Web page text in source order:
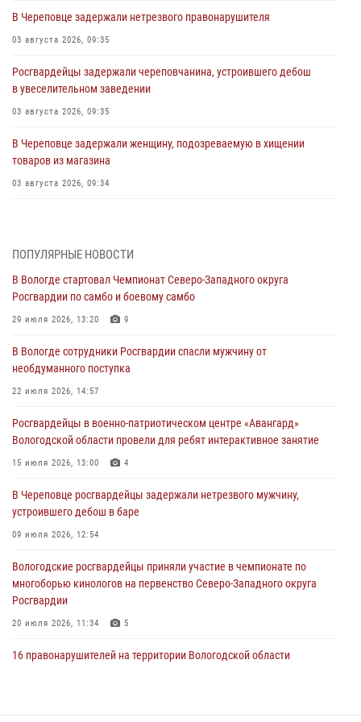
В Череповце задержали нетрезвого правонарушителя
03 августа 2026, 09:35
Росгвардейцы задержали череповчанина, устроившего дебош
в увеселительном заведении
03 августа 2026, 09:35
В Череповце задержали женщину, подозреваемую в хищении
товаров из магазина
03 августа 2026, 09:34
самбо
ЗА МИНУВШУЮ НЕДЕЛЮ СОТРУДНИКАМИ ВНЕВЕДОМСТВЕННОЙ
ОХРАНЫ РОСГВАРДИИ В ВОЛОГОДСКОЙ ОБЛАСТИ ЗАДЕРЖАНО 23
02 августа 2026, 10:37
Росгвардейцы в г. Соколе задержали несовершеннолетнего
31 июля 2026, 06:43
В Вологде стартовал Чемпионат Северо-Западного округа
29 июля 2026, 13:20
ПОПУЛЯРНЫЕ НОВОСТИ
В Вологде стартовал Чемпионат Северо-Западного округа
Росгвардии по самбо и боевому самбо
29 июля 2026, 13:20 9
В Вологде сотрудники Росгвардии спасли мужчину от
необдуманного поступка
22 июля 2026, 14:57
Росгвардейцы в военно-патриотическом центре «Авангард»
Вологодской области провели для ребят интерактивное занятие
15 июля 2026, 13:00 4
В Череповце росгвардейцы задержали нетрезвого мужчину,
устроившего дебош в баре
09 июля 2026, 12:54
Вологодские росгвардейцы приняли участие в чемпионате по
многоборью кинологов на первенство Северо-Западного округа
Росгвардии
20 июля 2026, 11:34 5
16 правонарушителей на территории Вологодской области